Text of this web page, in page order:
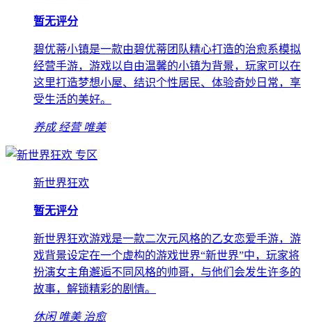
暂无评分
碧优蒂小镇是一款由碧优蒂团队精心打造的治愈系模拟
经营手游，游戏以自由温馨的小镇为背景，玩家可以在
这里打造梦想小屋、结识个性居民、体验奇妙日常，享
受生活的美好。
养成 经营 唯美
专区
新世界狂欢
暂无评分
新世界狂欢游戏是一款二次元风格的乙女恋爱手游，游
戏背景设定在一个虚构的游戏世界“新世界”中，玩家将
扮演女主角邂逅不同风格的帅哥，与他们会发生许多的
故事，解锁精彩的剧情。
休闲 唯美 治愈